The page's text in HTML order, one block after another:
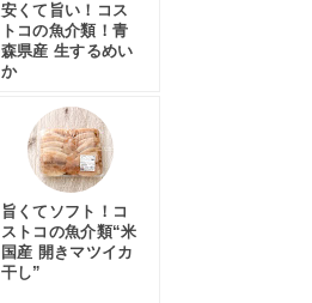
安くて旨い！コス
トコの魚介類！青
森県産 生するめい
か
旨くてソフト！コ
ストコの魚介類“米
国産 開きマツイカ
干し”